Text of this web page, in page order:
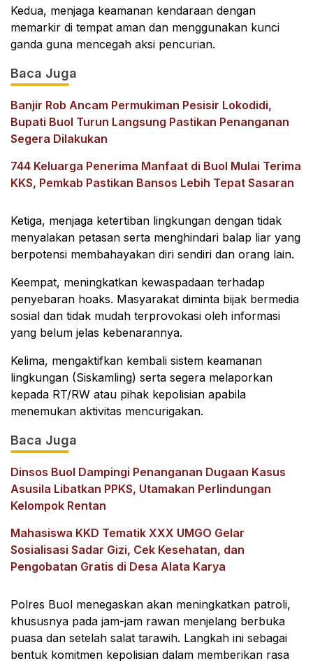
Kedua, menjaga keamanan kendaraan dengan
memarkir di tempat aman dan menggunakan kunci
ganda guna mencegah aksi pencurian.
Baca Juga
Banjir Rob Ancam Permukiman Pesisir Lokodidi,
Bupati Buol Turun Langsung Pastikan Penanganan
Segera Dilakukan
744 Keluarga Penerima Manfaat di Buol Mulai Terima
KKS, Pemkab Pastikan Bansos Lebih Tepat Sasaran
Ketiga, menjaga ketertiban lingkungan dengan tidak
menyalakan petasan serta menghindari balap liar yang
berpotensi membahayakan diri sendiri dan orang lain.
Keempat, meningkatkan kewaspadaan terhadap
penyebaran hoaks. Masyarakat diminta bijak bermedia
sosial dan tidak mudah terprovokasi oleh informasi
yang belum jelas kebenarannya.
Kelima, mengaktifkan kembali sistem keamanan
lingkungan (Siskamling) serta segera melaporkan
kepada RT/RW atau pihak kepolisian apabila
menemukan aktivitas mencurigakan.
Baca Juga
Dinsos Buol Dampingi Penanganan Dugaan Kasus
Asusila Libatkan PPKS, Utamakan Perlindungan
Kelompok Rentan
Mahasiswa KKD Tematik XXX UMGO Gelar
Sosialisasi Sadar Gizi, Cek Kesehatan, dan
Pengobatan Gratis di Desa Alata Karya
Polres Buol menegaskan akan meningkatkan patroli,
khususnya pada jam-jam rawan menjelang berbuka
puasa dan setelah salat tarawih. Langkah ini sebagai
bentuk komitmen kepolisian dalam memberikan rasa